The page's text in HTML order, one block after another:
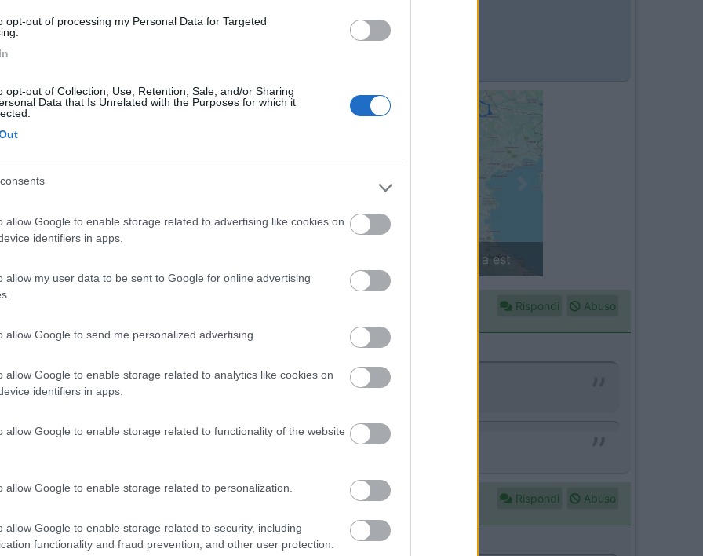
opt-out of processing my Personal Data for Targeted
opt-out of Collection, Use, Retention, Sale, and/or Sharing
Data that Is Unrelated with the Purposes for which it
allow Google to enable storage related to advertising like cookies on
identifiers in apps.
allow my user data to be sent to Google for online advertising
allow Google to send me personalized advertising.
allow Google to enable storage related to analytics like cookies on
identifiers in apps.
allow Google to enable storage related to functionality of the website
allow Google to enable storage related to personalization.
allow Google to enable storage related to security, including
functionality and fraud prevention, and other user protection.
un guasto elettrico.
Finlandia in camper: il piccolo sentiero
Rispondi Abuso
Se non riesci a ripararlo a martellate deve trattarsi di un guasto elettrico. Roberto
la parte alta del lavandino
Rispondi Abuso